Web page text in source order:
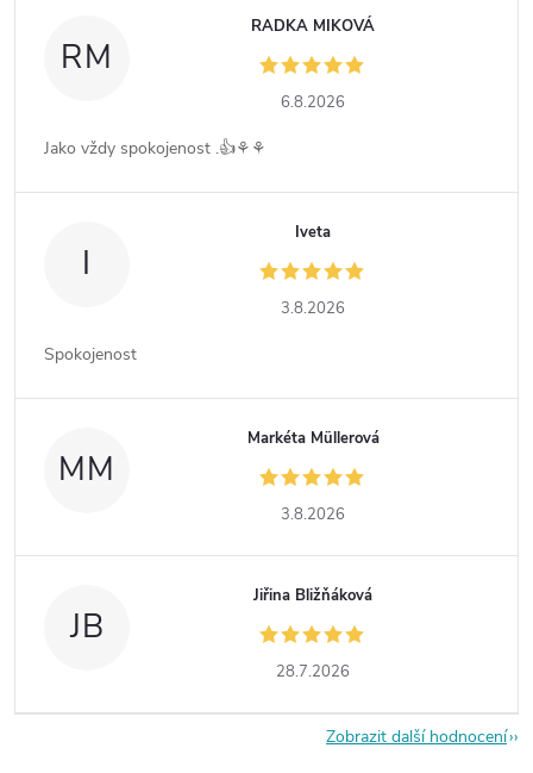
RM
RADKA MIKOVÁ
6.8.2026
Jako vždy spokojenost .👍⚘️⚘️
I
Iveta
3.8.2026
Spokojenost
MM
Markéta Müllerová
3.8.2026
JB
Jiřina Bližňáková
28.7.2026
Zobrazit další hodnocení